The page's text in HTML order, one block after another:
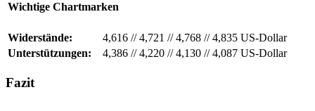
Wichtige Chartmarken
Widerstände: 4,616 //4,721 //4,768 //4,835 US-Dollar
Unterstützungen:
4,386 //4,220 //4,130 //4,087 US-Dollar
Fazit